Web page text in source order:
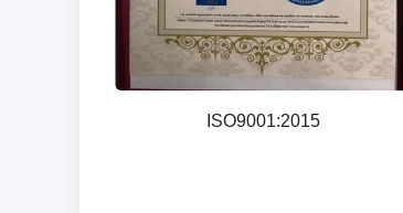
ISO9001:2015